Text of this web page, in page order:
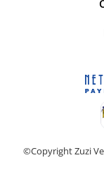
©Copyright Zuzi